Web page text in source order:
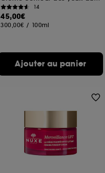
14
45,00€
300,00€ / 100ml
Ajouter au panier